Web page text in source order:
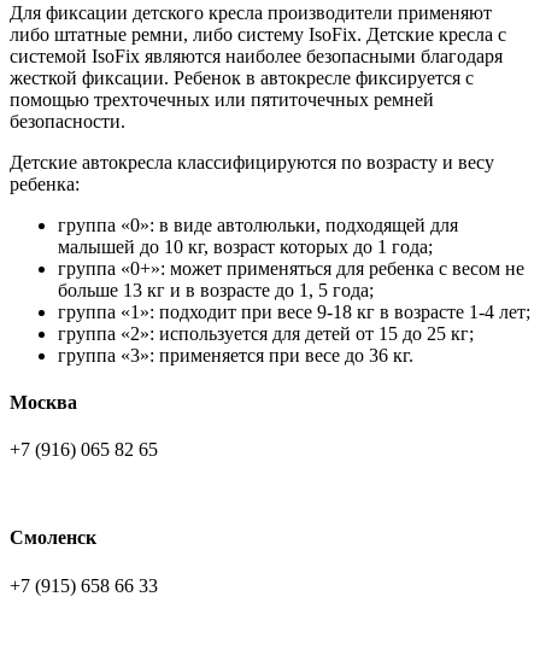
Для фиксации детского кресла производители применяют
либо штатные ремни, либо систему IsoFix. Детские кресла с
системой IsoFix являются наиболее безопасными благодаря
жесткой фиксации. Ребенок в автокресле фиксируется с
помощью трехточечных или пятиточечных ремней
безопасности.
Детские автокресла классифицируются по возрасту и весу
ребенка:
группа «0»: в виде автолюльки, подходящей для
малышей до 10 кг, возраст которых до 1 года;
группа «0+»: может применяться для ребенка с весом не
больше 13 кг и в возрасте до 1, 5 года;
группа «1»: подходит при весе 9-18 кг в возрасте 1-4 лет;
группа «2»: используется для детей от 15 до 25 кг;
группа «3»: применяется при весе до 36 кг.
Москва
+7 (916) 065 82 65
Смоленск
+7 (915) 658 66 33